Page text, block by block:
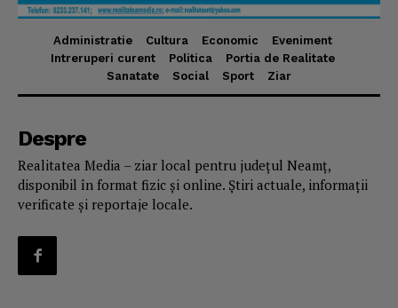
Administratie Cultura Economic
Eveniment
Intreruperi curent
Politica
Portia de Realitate
Sanatate
Social Sport Ziar
Despre
Realitatea Media – ziar local pentru județul Neamț,
disponibil în format fizic și online. Știri actuale, informații
verificate și reportaje locale.